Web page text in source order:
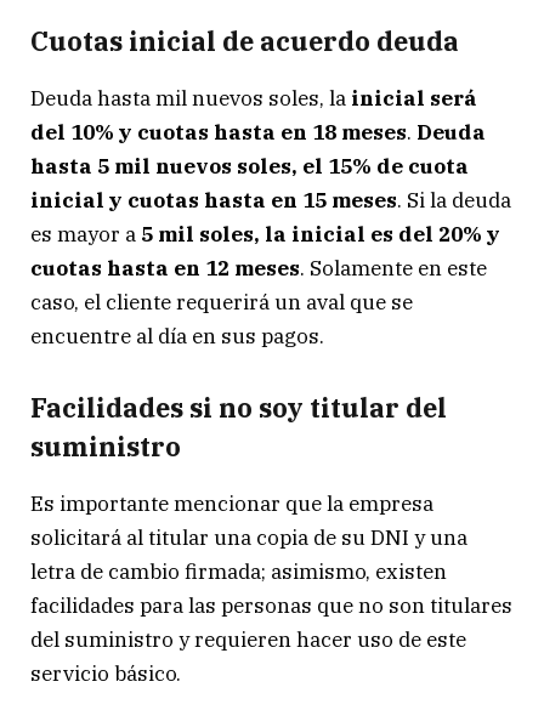
Cuotas inicial de acuerdo deuda
Deuda hasta mil nuevos soles, la inicial será
del 10% y cuotas hasta en 18 meses. Deuda
hasta 5 mil nuevos soles, el 15% de cuota
inicial y cuotas hasta en 15 meses. Si la deuda
es mayor a 5 mil soles, la inicial es del 20% y
cuotas hasta en 12 meses. Solamente en este
caso, el cliente requerirá un aval que se
encuentre al día en sus pagos.
Facilidades si no soy titular del
suministro
Es importante mencionar que la empresa
solicitará al titular una copia de su DNI y una
letra de cambio firmada; asimismo, existen
facilidades para las personas que no son titulares
del suministro y requieren hacer uso de este
servicio básico.